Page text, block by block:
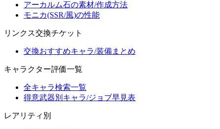
アーカルム石の素材/作成方法
モニカ(SSR/風)の性能
リンクス交換チケット
交換おすすめキャラ/装備まとめ
キャラクター評価一覧
全キャラ検索一覧
得意武器別キャラ/ジョブ早見表
レアリティ別